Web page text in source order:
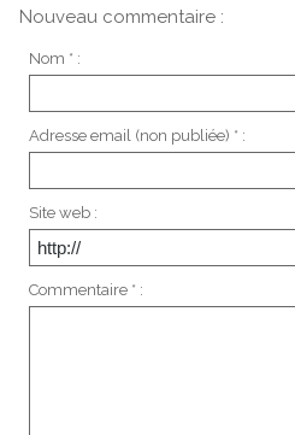
Nouveau commentaire :
Nom * :
Adresse email (non publiée) * :
Site web :
Commentaire * :